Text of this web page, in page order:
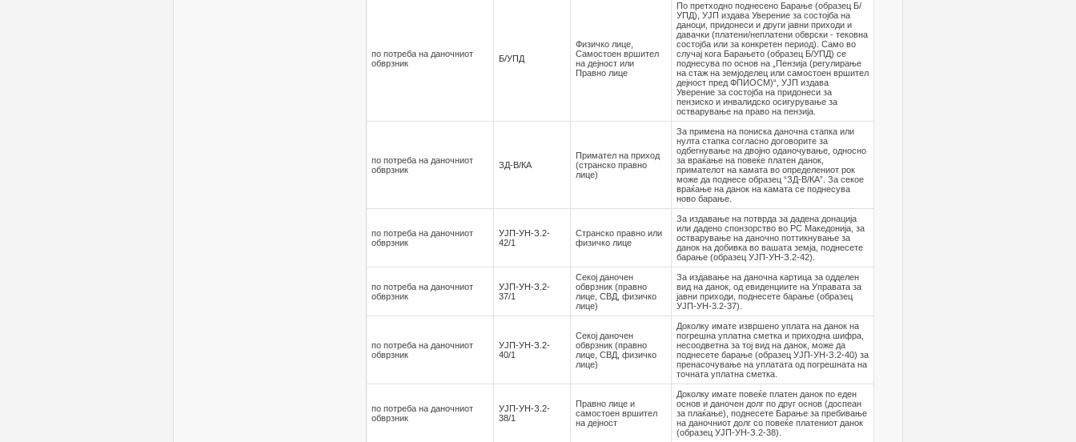
по потреба на даночниот
обврзник
Б/УПД
Физичко лице,
Самостоен вршител
на дејност или
Правно лице
По претходно поднесено Барање (образец Б/
УПД), УЈП издава Уверение за состојба на
даноци, придонеси и други јавни приходи и
давачки (платени/неплатени обврски - тековна
состојба или за конкретен период). Само во
случај кога Барањето (образец Б/УПД) се
поднесува по основ на „Пензија (регулирање
на стаж на земјоделец или самостоен вршител
дејност пред ФПИОСМ)“, УЈП издава
Уверение за состојба на придонеси за
пензиско и инвалидско осигурување за
остварување на право на пензија.
по потреба на даночниот
обврзник
ЗД-В/КА
Примател на приход
(странско правно
лице)
За примена на пониска даночна стапка или
нулта стапка согласно договорите за
одбегнување на двојно оданочување, односно
за враќање на повеќе платен данок,
примателот на камата во определениот рок
може да поднесе образец “ЗД-В/КА”. За секое
враќање на данок на камата се поднесува
ново барање.
по потреба на даночниот
обврзник
УЈП-УН-З.2-
42/1
Странско правно или
физичко лице
За издавање на потврда за дадена донација
или дадено спонзорство во РС Македонија, за
остварување на даночно поттикнување за
данок на добивка во вашата земја, поднесете
барање (образец УЈП-УН-З.2-42).
по потреба на даночниот
обврзник
УЈП-УН-З.2-
37/1
Секој даночен
обврзник (правно
лице, СВД, физичко
лице)
За издавање на даночна картица за одделен
вид на данок, од евиденциите на Управата за
јавни приходи, поднесете барање (образец
УЈП-УН-3.2-37).
по потреба на даночниот
обврзник
УЈП-УН-З.2-
40/1
Секој даночен
обврзник (правно
лице, СВД, физичко
лице)
Доколку имате извршено уплата на данок на
погрешна уплатна сметка и приходна шифра,
несоодветна за тој вид на данок, може да
поднесете барање (образец УЈП-УН-З.2-40) за
пренасочување на уплатата од погрешната на
точната уплатна сметка.
по потреба на даночниот
обврзник
УЈП-УН-З.2-
38/1
Правно лице и
самостоен вршител
на дејност
Доколку имате повеќе платен данок по еден
основ и даночен долг по друг основ (доспеан
за плаќање), поднесете Барање за пребивање
на даночниот долг со повеќе платениот данок
(образец УЈП-УН-З.2-38).